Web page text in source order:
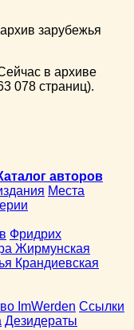
зарубежья
в архиве
078 страниц).
авторов
Места
Фридрих
Жирмунская
Крандиевская
ImWerden Ссылки
Дезидераты